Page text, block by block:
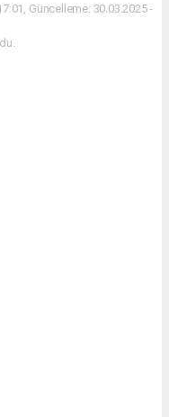
Güncelleme: 30.03.2025 -